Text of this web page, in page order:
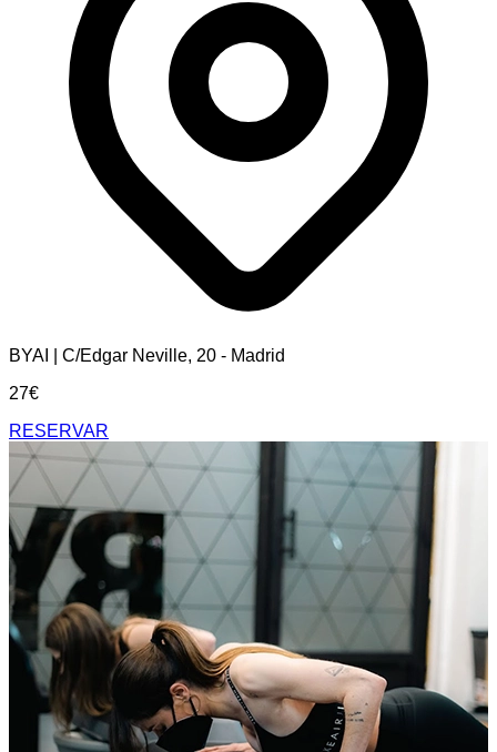
BYAI | C/Edgar Neville, 20 - Madrid
27€
RESERVAR